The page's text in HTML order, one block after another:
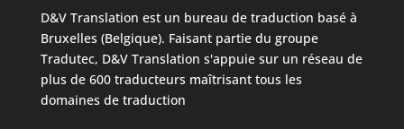
D&V Translation est un bureau de traduction basé à
Bruxelles (Belgique). Faisant partie du groupe
Tradutec, D&V Translation s'appuie sur un réseau de
plus de 600 traducteurs maîtrisant tous les
domaines de traduction